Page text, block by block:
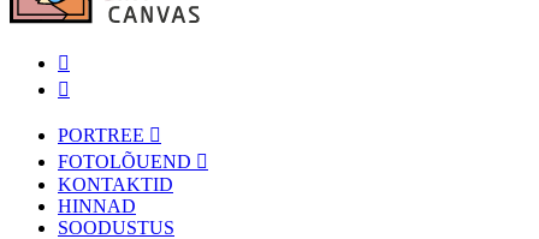
PORTREE
FOTOLÕUEND
KONTAKTID
HINNAD
SOODUSTUS